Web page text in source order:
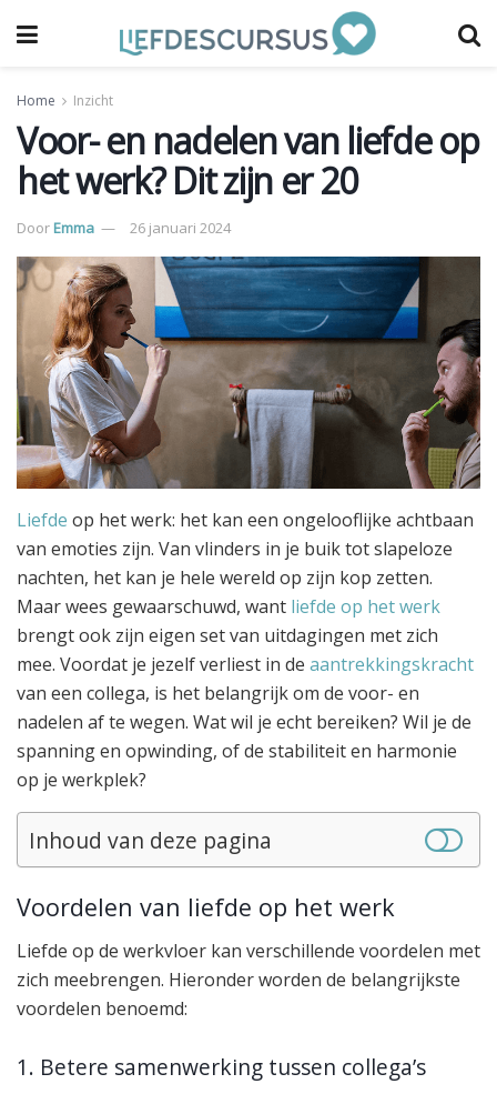
Home Inzicht
Voor- en nadelen van liefde op
het werk? Dit zijn er 20
DoorEmma 26 januari 2024
Liefde op het werk: het kan een ongelooflijke achtbaan
van emoties zijn. Van vlinders in je buik tot slapeloze
nachten, het kan je hele wereld op zijn kop zetten.
Maar wees gewaarschuwd, want liefde op het werk
brengt ook zijn eigen set van uitdagingen met zich
mee. Voordat je jezelf verliest in de aantrekkingskracht
van een collega, is het belangrijk om de voor- en
nadelen af te wegen. Wat wil je echt bereiken? Wil je de
spanning en opwinding, of de stabiliteit en harmonie
op je werkplek?
Inhoud van deze pagina
Voordelen van liefde op het werk
Liefde op de werkvloer kan verschillende voordelen met
zich meebrengen. Hieronder worden de belangrijkste
voordelen benoemd:
1. Betere samenwerking tussen collega’s